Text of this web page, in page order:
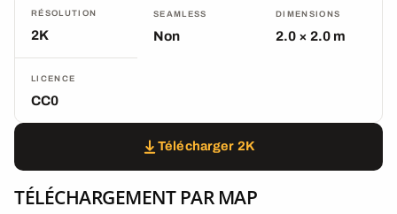
RÉSOLUTION
2K
SEAMLESS
Non
DIMENSIONS
2.0 × 2.0 m
LICENCE
CC0
Télécharger 2K
TÉLÉCHARGEMENT PAR MAP